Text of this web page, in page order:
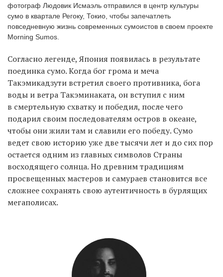
EN
UA
фотограф Людовик Исмаэль отправился в центр культуры
сумо в квартале Регоку, Токио, чтобы запечатлеть
повседневную жизнь современных сумоистов в своем проекте
Morning Sumos.
Согласно легенде, Япония появилась в результате
поединка сумо. Когда бог грома и меча
Такэмикадзути встретил своего противника, бога
воды и ветра Такэминаката, он вступил с ним
в смертельную схватку и победил, после чего
подарил своим последователям остров в океане,
чтобы они жили там и славили его победу. Сумо
ведет свою историю уже две тысячи лет и до сих пор
остается одним из главных символов Страны
восходящего солнца. Но древним традициям
просвещенных мастеров и самураев становится все
сложнее сохранять свою аутентичность в бурлящих
мегаполисах.